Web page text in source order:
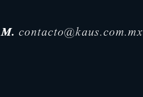
M. contacto@kaus.com.mx